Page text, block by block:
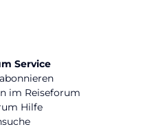
Service
im Reiseforum
Hilfe